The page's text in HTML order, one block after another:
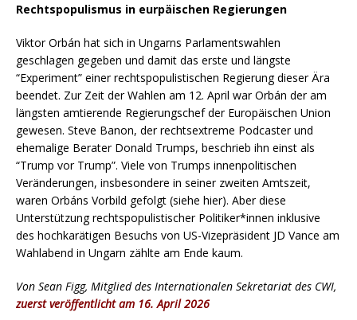
Rechtspopulismus in eurpäischen Regierungen
Viktor Orbán hat sich in Ungarns Parlamentswahlen
geschlagen gegeben und damit das erste und längste
“Experiment” einer rechtspopulistischen Regierung dieser Ära
beendet. Zur Zeit der Wahlen am 12. April war Orbán der am
längsten amtierende Regierungschef der Europäischen Union
gewesen. Steve Banon, der rechtsextreme Podcaster und
ehemalige Berater Donald Trumps, beschrieb ihn einst als
“Trump vor Trump”. Viele von Trumps innenpolitischen
Veränderungen, insbesondere in seiner zweiten Amtszeit,
waren Orbáns Vorbild gefolgt (siehe hier). Aber diese
Unterstützung rechtspopulistischer Politiker*innen inklusive
des hochkarätigen Besuchs von US-Vizepräsident JD Vance am
Wahlabend in Ungarn zählte am Ende kaum.
Von Sean Figg, Mitglied des Internationalen Sekretariat des CWI,
zuerst veröffentlicht am 16. April 2026